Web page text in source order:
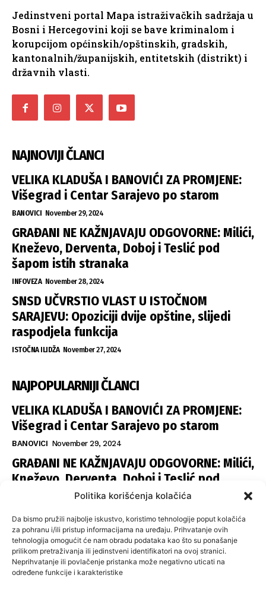
Politika korišćenja kolačića
Da bismo pružili najbolje iskustvo, koristimo tehnologije poput kolačića
za pohranu i/ili pristup informacijama na uređaju. Prihvatanje ovih
tehnologija omogućit će nam obradu podataka kao što su ponašanje
prilikom pretraživanja ili jedinstveni identifikatori na ovoj stranici.
Neprihvatanje ili povlačenje pristanka može negativno uticati na
određene funkcije i karakteristike
Jedinstveni portal Mapa istraživačkih sadržaja u
Bosni i Hercegovini koji se bave kriminalom i
korupcijom općinskih/opštinskih, gradskih,
kantonalnih/županijskih, entitetskih (distrikt) i
državnih vlasti.
NAJNOVIJI ČLANCI
VELIKA KLADUŠA I BANOVIĆI ZA PROMJENE:
Višegrad i Centar Sarajevo po starom
BANOVICI November 29, 2024
GRAĐANI NE KAŽNJAVAJU ODGOVORNE: Milići,
Kneževo, Derventa, Doboj i Teslić pod
šapom istih stranaka
INFOVEZA November 28, 2024
SNSD UČVRSTIO VLAST U ISTOČNOM
SARAJEVU: Opoziciji dvije opštine, slijedi
raspodjela funkcija
ISTOČNA ILIDŽA November 27, 2024
NAJPOPULARNIJI ČLANCI
VELIKA KLADUŠA I BANOVIĆI ZA PROMJENE:
Višegrad i Centar Sarajevo po starom
BANOVICI November 29, 2024
GRAĐANI NE KAŽNJAVAJU ODGOVORNE: Milići,
Kneževo, Derventa, Doboj i Teslić pod
šapom istih stranaka
SNSD UČVRSTIO VLAST U ISTOČNOM
SARAJEVU: Opoziciji dvije opštine, slijedi
raspodjela funkcija
ISTOČNA ILIDŽA